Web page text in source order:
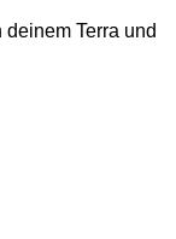
Terra und